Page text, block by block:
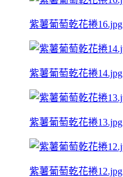
紫薯葡萄乾花捲16.jpg
紫薯葡萄乾花捲14.jpg
紫薯葡萄乾花捲13.jpg
紫薯葡萄乾花捲12.jpg